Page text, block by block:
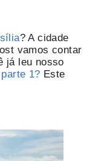
? A cidade
vamos contar
já leu nosso
1? Este